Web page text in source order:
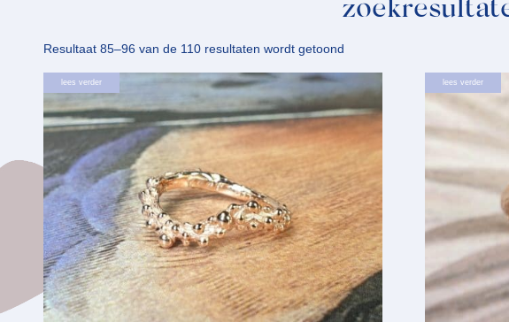
Resultaat 85–96 van de 110 resultaten wordt getoond
op
nieuwste
lees verder lees verder